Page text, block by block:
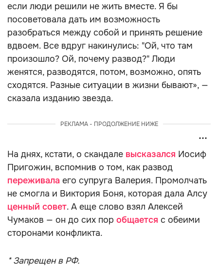
если люди решили не жить вместе. Я бы
посоветовала дать им возможность
разобраться между собой и принять решение
вдвоем. Все вдруг накинулись: "Ой, что там
произошло? Ой, почему развод?" Люди
женятся, разводятся, потом, возможно, опять
сходятся. Разные ситуации в жизни бывают», —
сказала изданию звезда.
РЕКЛАМА - ПРОДОЛЖЕНИЕ НИЖЕ
На днях, кстати, о скандале высказался Иосиф
Пригожин, вспомнив о том, как развод
переживала его супруга Валерия. Промолчать
не смогла и Виктория Боня, которая дала Алсу
ценный совет. А еще слово взял Алексей
Чумаков — он до сих пор общается с обеими
сторонами конфликта.
* Запрещен в РФ.